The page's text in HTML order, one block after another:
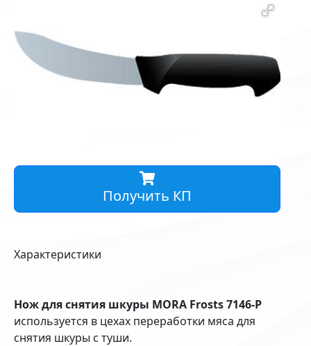
Получить КП
Характеристики
Нож для снятия шкуры MORA Frosts 7146-Р
используется в цехах переработки мяса для
снятия шкуры с туши.